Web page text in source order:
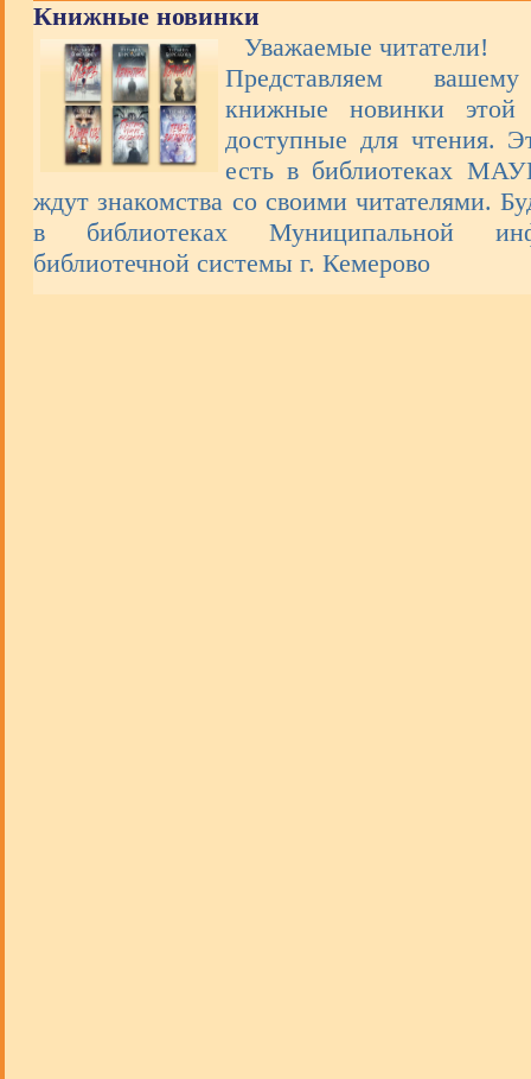
Книжные новинки
Уважаемые читатели!
Представляем
книжные новинки
доступные для чтения.
есть в библиотеках
ждут знакомства со своими читателями.
в библиотеках Муниципальной
библиотечной системы г. Кемерово